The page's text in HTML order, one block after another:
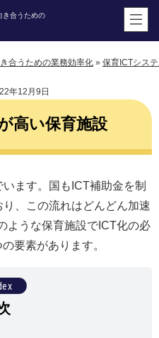
き合うための
合うための業務効率化 » 保育ICTシス
年12月9日
高い保育施設
ます。国もICT補助金を制
、この流れはどんどん加速
ような保育施設でICT化の必
要素があります。